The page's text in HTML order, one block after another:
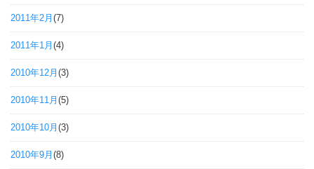
2011年2月 (7)
2011年1月 (4)
2010年12月 (3)
2010年11月 (5)
2010年10月 (3)
2010年9月 (8)